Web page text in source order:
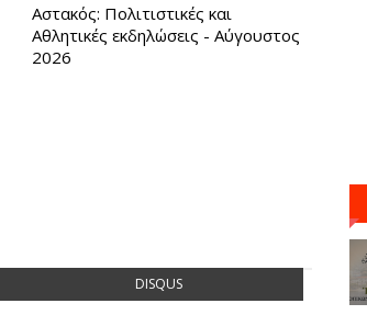
Αστακός: Πολιτιστικές και
Αθλητικές εκδηλώσεις - Αύγουστος
2026
DISQUS